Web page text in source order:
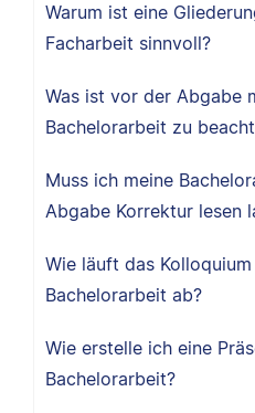
Warum ist eine
Facharbeit sinnvoll?
Was ist vor der Abgabe
Bachelorarbeit zu
Muss ich meine
Abgabe Korrektur lesen
Wie läuft das
Bachelorarbeit ab?
Wie erstelle ich eine
Bachelorarbeit?